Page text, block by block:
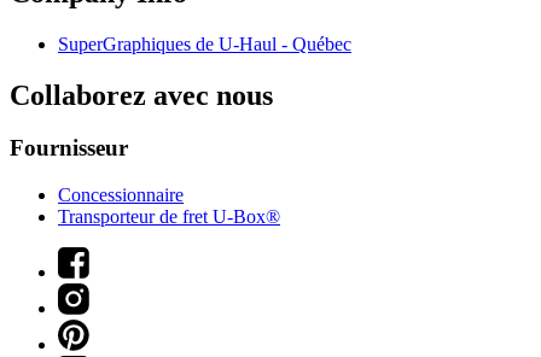
SuperGraphiques de U-Haul - Québec
Collaborez avec nous
Fournisseur
Concessionnaire
Transporteur de fret U-Box®